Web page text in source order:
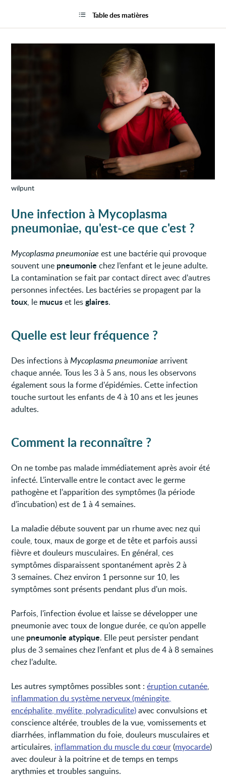
wilpunt
Une infection à Mycoplasma
pneumoniae, qu'est-ce que c'est ?
Mycoplasma pneumoniae est une bactérie qui provoque
souvent une pneumoniechez l’enfant et le jeune adulte.
La contamination se fait par contact direct avec d'autres
personnes infectées. Les bactéries se propagent par la
toux, le mucuset lesglaires.
Quelle est leur fréquence ?
Des infections àMycoplasma pneumoniae arrivent
chaque année. Tous les 3 à 5 ans, nous les observons
également sous la forme d'épidémies. Cette infection
touche surtout les enfants de 4 à 10 ans et les jeunes
adultes.
Comment la reconnaître ?
On ne tombe pas malade immédiatement après avoir été
infecté. L’intervalle entre le contact avec le germe
pathogène et l'apparition des symptômes (la période
d’incubation) est de 1 à 4 semaines.
La maladie débute souvent par un rhume avec nez qui
coule, toux, maux de gorge et de tête et parfois aussi
fièvre et douleurs musculaires. En général, ces
symptômes disparaissent spontanément après 2 à
3 semaines. Chez environ 1 personne sur 10, les
symptômes sont présents pendant plus d'un mois.
Parfois, l'infection évolue et laisse se développer une
pneumonie avec toux de longue durée, ce qu’on appelle
une pneumonie atypique. Elle peut persister pendant
plus de 3 semaines chez l’enfant et plus de 4 à 8 semaines
chez l’adulte.
Les autres symptômes possibles sont :éruption cutanée,
inflammation du système nerveux (méningite,
encéphalite, myélite, polyradiculite)avec convulsions et
conscience altérée, troubles de la vue, vomissements et
diarrhées, inflammation du foie, douleurs musculaires et
articulaires, inflammation du muscle du cœur(myocarde)
avec douleur à la poitrine et de temps en temps
arythmies et troubles sanguins.
Table des matières